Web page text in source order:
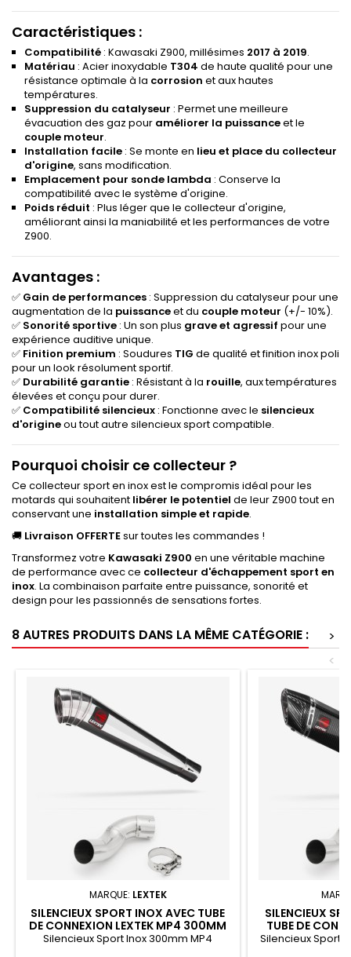
Caractéristiques :
Compatibilité : Kawasaki Z900, millésimes 2017 à 2019.
Matériau : Acier inoxydable T304 de haute qualité pour une
résistance optimale à la corrosion et aux hautes
températures.
Suppression du catalyseur : Permet une meilleure
évacuation des gaz pour améliorer la puissanceet le
couple moteur.
Installation facile : Se monte en lieu et place du collecteur
d'origine, sans modification.
Emplacement pour sonde lambda : Conserve la
compatibilité avec le système d'origine.
Poids réduit : Plus léger que le collecteur d'origine,
améliorant ainsi la maniabilité et les performances de votre
Z900.
Avantages :
✅ Gain de performances : Suppression du catalyseur pour une
augmentation de la puissanceet du couple moteur (+/- 10%).
✅ Sonorité sportive : Un son plus grave et agressif pour une
expérience auditive unique.
✅ Finition premium : Soudures TIG de qualité et finition inox poli
pour un look résolument sportif.
✅ Durabilité garantie : Résistant à la rouille, aux températures
élevées et conçu pour durer.
✅ Compatibilité silencieux : Fonctionne avec le silencieux
d'origineou tout autre silencieux sport compatible.
Pourquoi choisir ce collecteur ?
Ce collecteur sport en inox est le compromis idéal pour les
motards qui souhaitent libérer le potentiel de leur Z900 tout en
conservant une installation simple et rapide.
🚚 Livraison OFFERTEsur toutes les commandes !
Transformez votre Kawasaki Z900 en une véritable machine
de performance avec ce collecteur d'échappement sport en
inox. La combinaison parfaite entre puissance, sonorité et
design pour les passionnés de sensations fortes.
8 AUTRES PRODUITS DANS LA MÊME CATÉGORIE :
>
<
MARQUE: LEXTEK
SILENCIEUX SPORT INOX AVEC TUBE
DE CONNEXION LEXTEK MP4 300MM
KAWASAKI Z900 (17-19)
Silencieux Sport Inox 300mm MP4
SILENCIEUX
TUBE DE
400MM
Silencieux Sport